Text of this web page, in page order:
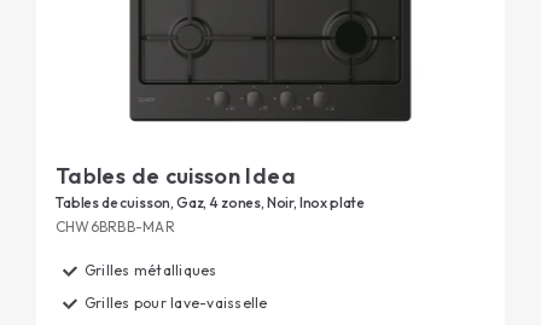
Tables de cuisson Idea
Tables de cuisson, Gaz, 4 zones, Noir, Inox plate
CHW6BRBB-MAR
Grilles métalliques
Grilles pour lave-vaisselle